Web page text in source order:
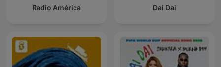
Radio América Dai Dai